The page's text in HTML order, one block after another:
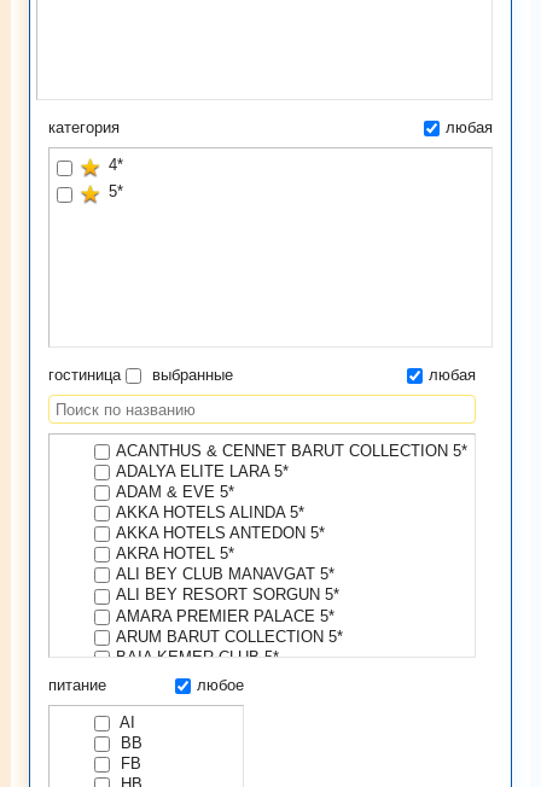
категория любая
4*
5*
гостиница выбранные любая
ACANTHUS & CENNET BARUT COLLECTION 5*
ADALYA ELITE LARA 5*
ADAM & EVE 5*
AKKA HOTELS ALINDA 5*
AKKA HOTELS ANTEDON 5*
AKRA HOTEL 5*
ALI BEY CLUB MANAVGAT 5*
ALI BEY RESORT SORGUN 5*
AMARA PREMIER PALACE 5*
ARUM BARUT COLLECTION 5*
BAIA KEMER CLUB 5*
BARUT HEMERA 5*
BELLIS DELUXE BELEK 5*
CALISTA LUXURY RESORT 5*
CLUB HOTEL SERA DELUXE 5*
CLUB MARCO POLO 5*
CLUB MEGA SARAY 5*
питание любое
AI
BB
FB